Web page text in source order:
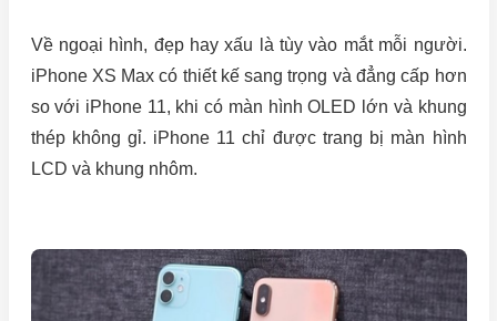
Về ngoại hình, đẹp hay xấu là tùy vào mắt mỗi người.
iPhone XS Max có thiết kế sang trọng và đẳng cấp hơn
so với iPhone 11, khi có màn hình OLED lớn và khung
thép không gỉ. iPhone 11 chỉ được trang bị màn hình
LCD và khung nhôm.